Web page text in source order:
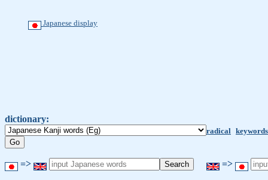
Japanese display
dictionary:
radical keywords
=> =>